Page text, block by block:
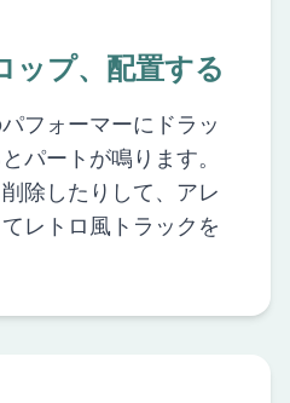
ップ、配置する
フォーマーにドラッ
パートが鳴ります。
除したりして、アレ
レトロ風トラックを